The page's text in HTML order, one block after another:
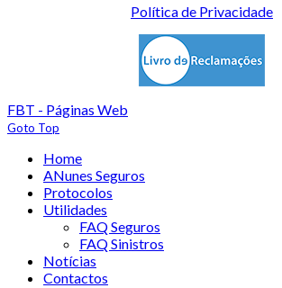
Política de Privacidade
FBT - Páginas Web
Goto Top
Home
ANunes Seguros
Protocolos
Utilidades
FAQ Seguros
FAQ Sinistros
Notícias
Contactos